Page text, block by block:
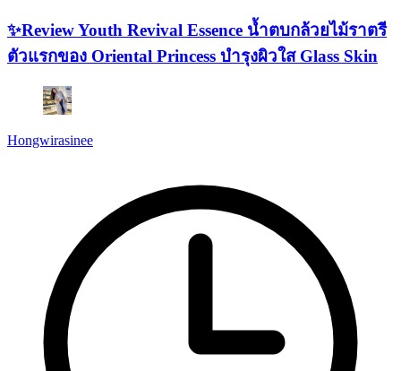
✨Review Youth Revival Essence น้ำตบกล้วยไม้ราตรี
ตัวแรกของ Oriental Princess บำรุงผิวใส Glass Skin
Hongwirasinee